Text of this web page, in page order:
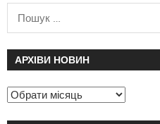
АРХІВИ НОВИН